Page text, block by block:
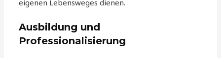
eigenen Lebensweges dienen.
Ausbildung und
Professionalisierung